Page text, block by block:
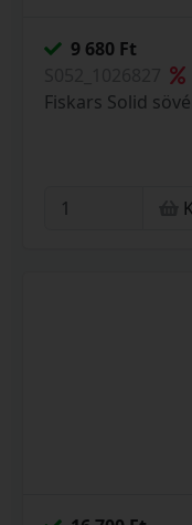
9 680 Ft
Fiskars Solid